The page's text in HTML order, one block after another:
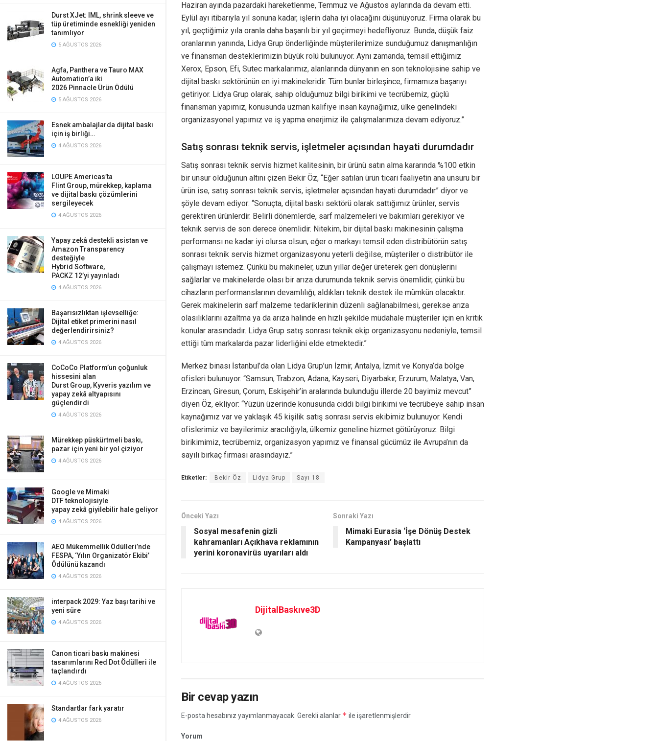
Durst XJet: IML, shrink sleeve ve
tüp üretiminde esnekliği yeniden
tanımlıyor
5 AĞUSTOS 2026
Agfa, Panthera ve Tauro MAX
Automation’a iki
2026 Pinnacle Ürün Ödülü
5 AĞUSTOS 2026
Esnek ambalajlarda dijital baskı
için iş birliği…
4 AĞUSTOS 2026
LOUPE Americas’ta
Flint Group, mürekkep, kaplama
ve dijital baskı çözümlerini
sergileyecek
4 AĞUSTOS 2026
Yapay zekâ destekli asistan ve
Amazon Transparency
desteğiyle
Hybrid Software,
PACKZ 12’yi yayınladı
4 AĞUSTOS 2026
Başarısızlıktan işlevselliğe:
Dijital etiket primerini nasıl
değerlendirirsiniz?
4 AĞUSTOS 2026
CoCoCo Platform’un çoğunluk
hissesini alan
Durst Group, Kyveris yazılım ve
yapay zekâ altyapısını
güçlendirdi
4 AĞUSTOS 2026
Mürekkep püskürtmeli baskı,
pazar için yeni bir yol çiziyor
4 AĞUSTOS 2026
Google ve Mimaki
DTF teknolojisiyle
yapay zekâ giyilebilir hale geliyor
4 AĞUSTOS 2026
AEO Mükemmellik Ödülleri’nde
FESPA, ‘Yılın Organizatör Ekibi’
Ödülünü kazandı
4 AĞUSTOS 2026
interpack 2029: Yaz başı tarihi ve
yeni süre
4 AĞUSTOS 2026
Canon ticari baskı makinesi
tasarımlarını Red Dot Ödülleri ile
taçlandırdı
4 AĞUSTOS 2026
Standartlar fark yaratır
4 AĞUSTOS 2026
Haziran ayında pazardaki hareketlenme, Temmuz ve Ağustos aylarında da devam etti.
Eylül ayı itibarıyla yıl sonuna kadar, işlerin daha iyi olacağını düşünüyoruz. Firma olarak bu
yıl, geçtiğimiz yıla oranla daha başarılı bir yıl geçirmeyi hedefliyoruz. Bunda, düşük faiz
oranlarının yanında, Lidya Grup önderliğinde müşterilerimize sunduğumuz danışmanlığın
ve finansman desteklerimizin büyük rolü bulunuyor. Aynı zamanda, temsil ettiğimiz
Xerox, Epson, Efi, Sutec markalarımız, alanlarında dünyanın en son teknolojisine sahip ve
dijital baskı sektörünün en iyi makineleridir. Tüm bunlar birleşince, firmamıza başarıyı
getiriyor. Lidya Grup olarak, sahip olduğumuz bilgi birikimi ve tecrübemiz, güçlü
finansman yapımız, konusunda uzman kalifiye insan kaynağımız, ülke genelindeki
organizasyonel yapımız ve iş yapma enerjimiz ile çalışmalarımıza devam ediyoruz.”
Satış sonrası teknik servis, işletmeler açısından hayati durumdadır
Satış sonrası teknik servis hizmet kalitesinin, bir ürünü satın alma kararında %100 etkin
bir unsur olduğunun altını çizen Bekir Öz, “Eğer satılan ürün ticari faaliyetin ana unsuru bir
ürün ise, satış sonrası teknik servis, işletmeler açısından hayati durumdadır” diyor ve
şöyle devam ediyor: “Sonuçta, dijital baskı sektörü olarak sattığımız ürünler, servis
gerektiren ürünlerdir. Belirli dönemlerde, sarf malzemeleri ve bakımları gerekiyor ve
teknik servis de son derece önemlidir. Nitekim, bir dijital baskı makinesinin çalışma
performansı ne kadar iyi olursa olsun, eğer o markayı temsil eden distribütörün satış
sonrası teknik servis hizmet organizasyonu yeterli değilse, müşteriler o distribütör ile
çalışmayı istemez. Çünkü bu makineler, uzun yıllar değer üreterek geri dönüşlerini
sağlarlar ve makinelerde olası bir arıza durumunda teknik servis önemlidir, çünkü bu
cihazların performanslarının devamlılığı, aldıkları teknik destek ile mümkün olacaktır.
Gerek makinelerin sarf malzeme tedariklerinin düzenli sağlanabilmesi, gerekse arıza
olasılıklarını azaltma ya da arıza halinde en hızlı şekilde müdahale müşteriler için en kritik
konular arasındadır. Lidya Grup satış sonrası teknik ekip organizasyonu nedeniyle, temsil
ettiği tüm markalarda pazar liderliğini elde etmektedir.”
Merkez binası İstanbul’da olan Lidya Grup’un İzmir, Antalya, İzmit ve Konya’da bölge
ofisleri bulunuyor. “Samsun, Trabzon, Adana, Kayseri, Diyarbakır, Erzurum, Malatya, Van,
Erzincan, Giresun, Çorum, Eskişehir’in aralarında bulunduğu illerde 20 bayimiz mevcut”
diyen Öz, ekliyor: “Yüzün üzerinde konusunda ciddi bilgi birikimi ve tecrübeye sahip insan
kaynağımız var ve yaklaşık 45 kişilik satış sonrası servis ekibimiz bulunuyor. Kendi
ofislerimiz ve bayilerimiz aracılığıyla, ülkemiz geneline hizmet götürüyoruz. Bilgi
birikimimiz, tecrübemiz, organizasyon yapımız ve finansal gücümüz ile Avrupa’nın da
sayılı birkaç firması arasındayız.”
Etiketler: Bekir Öz Lidya Grup Sayı 18
Önceki Yazı
Sosyal mesafenin gizli
kahramanları Açıkhava reklamının
yerini koronavirüs uyarıları aldı
Sonraki Yazı
Mimaki Eurasia ‘İşe Dönüş Destek
Kampanyası’ başlattı
DijitalBaskıve3D
Bir cevap yazın
E-posta hesabınız yayımlanmayacak. Gerekli alanlar * ile işaretlenmişlerdir
Yorum